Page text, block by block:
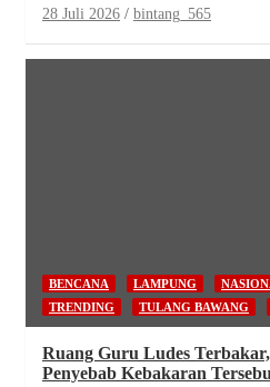
28 Juli 2026 bintang_565
BENCANA LAMPUNG
TRENDING
TULANG BAWANG
Ruang Guru Ludes
Penyebab Kebakaran